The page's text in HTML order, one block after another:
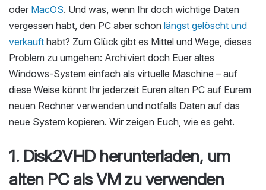
oder MacOS. Und was, wenn Ihr doch wichtige Daten
vergessen habt, den PC aber schon längst gelöscht und
verkauft habt? Zum Glück gibt es Mittel und Wege, dieses
Problem zu umgehen: Archiviert doch Euer altes
Windows-System einfach als virtuelle Maschine – auf
diese Weise könnt Ihr jederzeit Euren alten PC auf Eurem
neuen Rechner verwenden und notfalls Daten auf das
neue System kopieren. Wir zeigen Euch, wie es geht.
1. Disk2VHD herunterladen, um
alten PC als VM zu verwenden